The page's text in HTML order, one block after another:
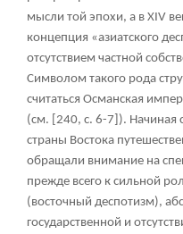
мысли той эпохи, а в XIV
концепция «азиатского
отсутствием частной
Символом такого рода
считаться Османская
(см. [240, с. 6-7]). Начиная
страны Востока
обращали внимание на
прежде всего к сильной
(восточный деспотизм),
государственной и